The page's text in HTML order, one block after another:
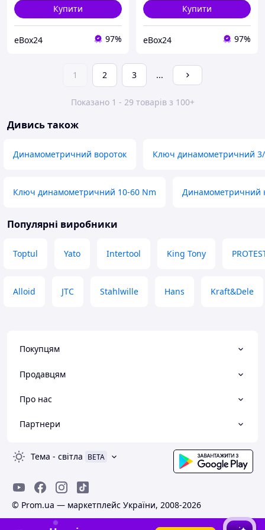
Купити
eBox24 97%
Купити
eBox24 97%
1 2 3 ...
Показано 1 - 29 товарів з 100+
Дивись також
Динамометричний вороток Ключ динамометричний
Ключ динамометричний 10-60 Nm Динамометричний
Популярні виробники
Toptul Yato Intertool King Tony
Alloid JTC Stahlwille Hans Kraft&Dele
Покупцям
Продавцям
Про нас
Партнери
Тема - світла BETA
© Prom.ua — маркетплейс України, 2008-2026